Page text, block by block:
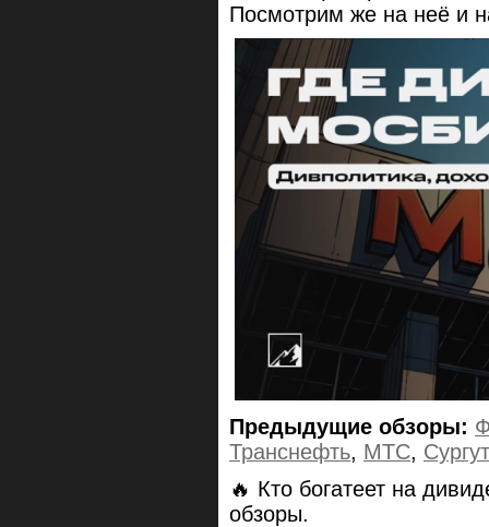
Посмотрим же на неё и
Предыдущие обзоры:
Транснефть, МТС,
🔥 Кто богатеет на
обзоры.